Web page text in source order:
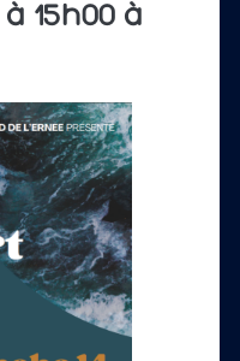
15h00 à